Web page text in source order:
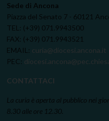
Sede di Ancona
Piazza del Senato 7 - 60121
TEL: (+39) 071.9943500
FAX: (+39) 071.9943521
EMAIL: curia@diocesi.ancona.it
PEC:
CONTATTACI
La curia è aperta al pubblico nei
8.30 alle ore 12.30.